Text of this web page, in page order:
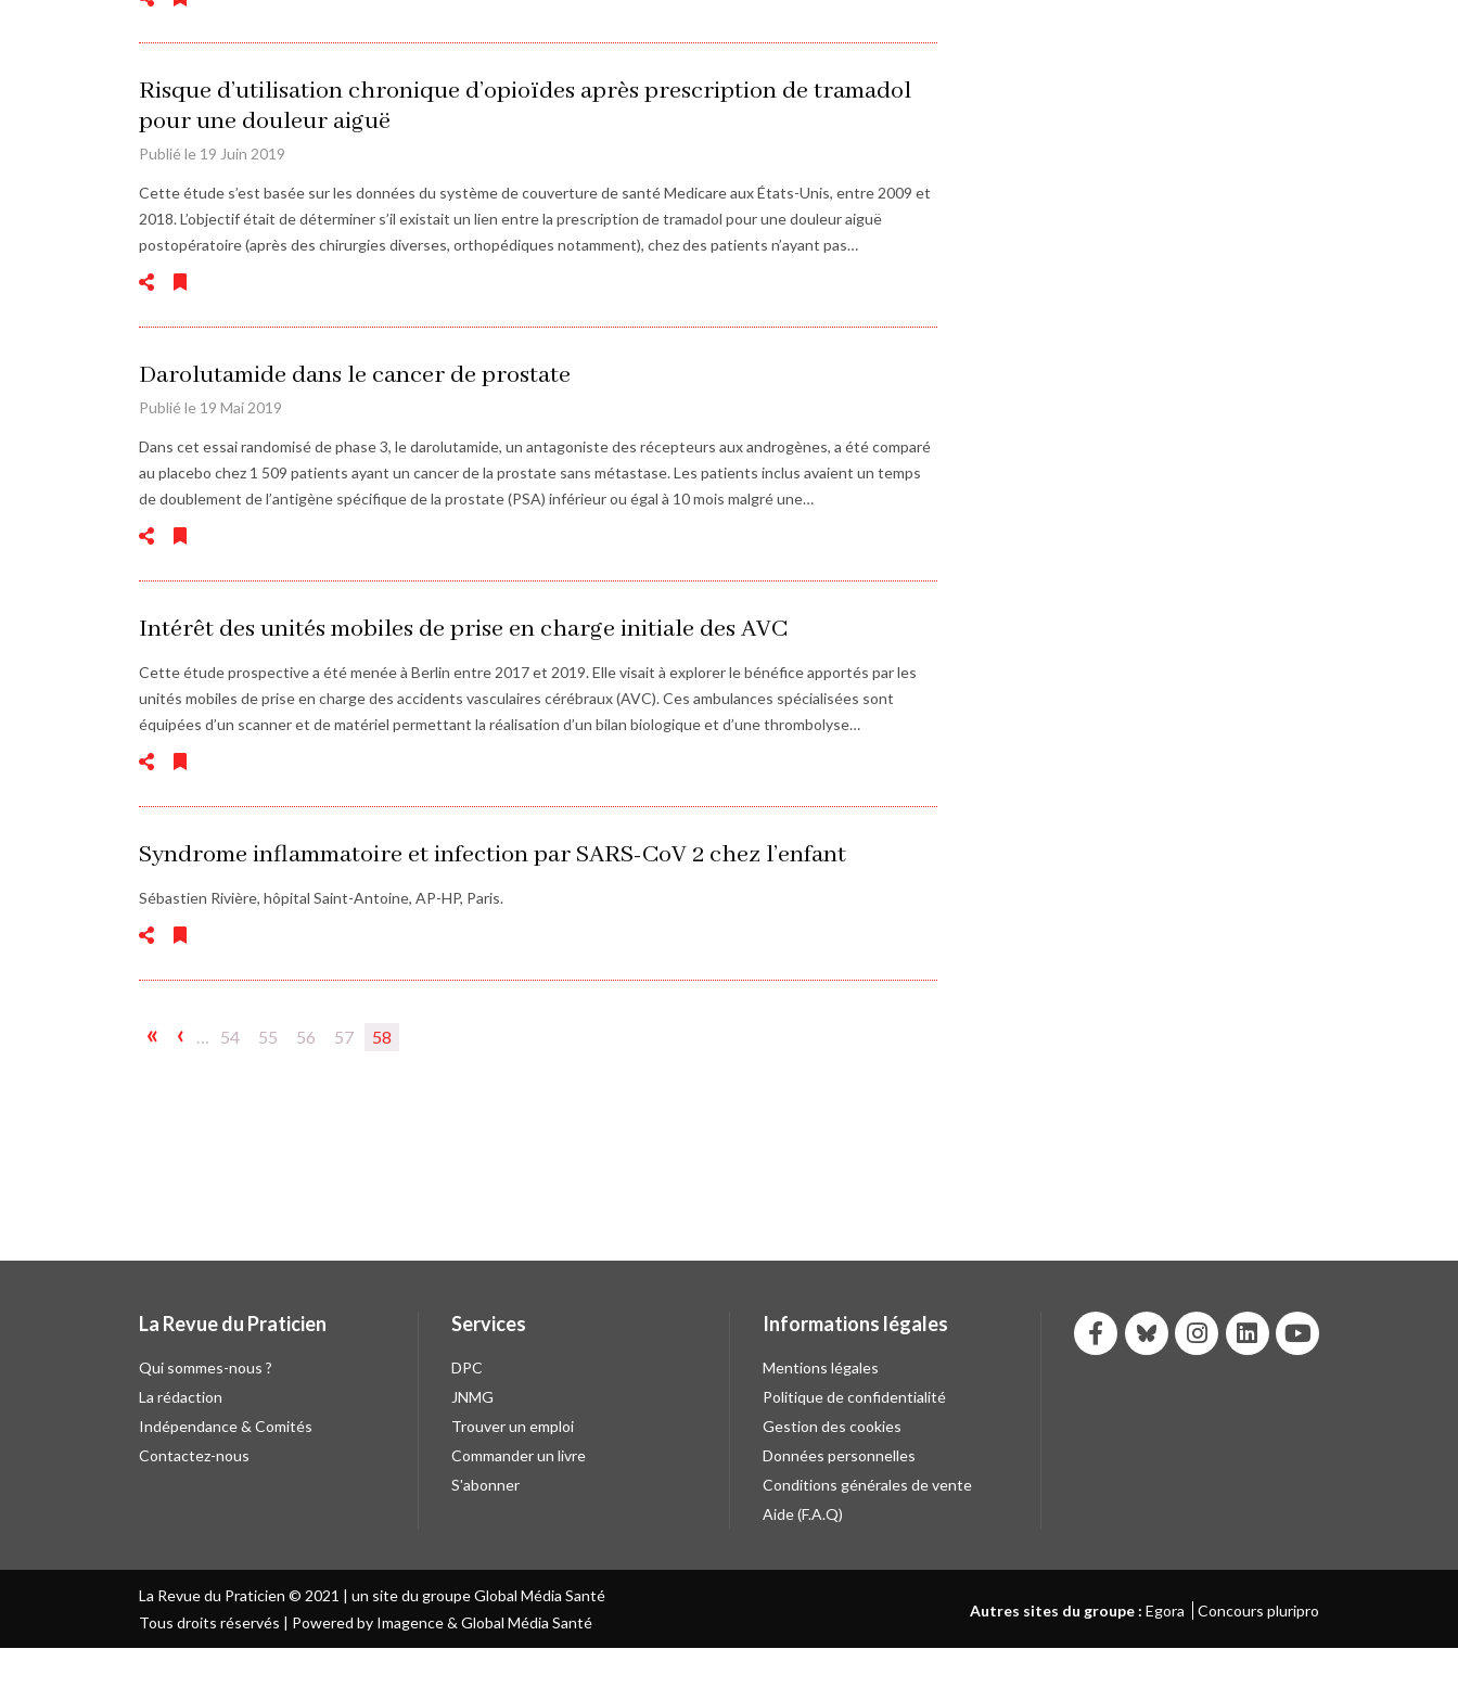
Risque d’utilisation chronique d’opioïdes après prescription de tramadol
pour une douleur aiguë
Publié le 19 Juin 2019
Cette étude s’est basée sur les données du système de couverture de santé Medicare aux États-Unis, entre 2009 et
2018. L’objectif était de déterminer s’il existait un lien entre la prescription de tramadol pour une douleur aiguë
postopératoire (après des chirurgies diverses, orthopédiques notamment), chez des patients n’ayant pas…
Darolutamide dans le cancer de prostate
Publié le 19 Mai 2019
Dans cet essai randomisé de phase 3, le darolutamide, un antagoniste des récepteurs aux androgènes, a été comparé
au placebo chez 1 509 patients ayant un cancer de la prostate sans métastase. Les patients inclus avaient un temps
de doublement de l’antigène spécifique de la prostate (PSA) inférieur ou égal à 10 mois malgré une…
Intérêt des unités mobiles de prise en charge initiale des AVC
Cette étude prospective a été menée à Berlin entre 2017 et 2019. Elle visait à explorer le bénéfice apportés par les
unités mobiles de prise en charge des accidents vasculaires cérébraux (AVC). Ces ambulances spécialisées sont
équipées d’un scanner et de matériel permettant la réalisation d’un bilan biologique et d’une thrombolyse…
Syndrome inflammatoire et infection par SARS-CoV 2 chez l’enfant
Sébastien Rivière, hôpital Saint-Antoine, AP-HP, Paris.
Pagination
Première
«
Page
‹ … Page
54 Page
55 Page
56 Page
57
Page
58
La Revue du Praticien
Qui sommes-nous ?
La rédaction
Indépendance & Comités
Contactez-nous
Services
DPC
JNMG
Trouver un emploi
Commander un livre
S'abonner
Informations légales
Mentions légales
Politique de confidentialité
Gestion des cookies
Données personnelles
Conditions générales de vente
Aide (F.A.Q)
La Revue du Praticien © 2021 | un site du groupe Global Média Santé
Tous droits réservés | Powered by Imagence & Global Média Santé
Autres sites du groupe : Egora Concours pluripro